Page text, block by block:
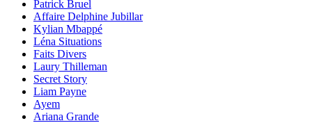
Patrick Bruel
Affaire Delphine Jubillar
Kylian Mbappé
Léna Situations
Faits Divers
Laury Thilleman
Secret Story
Liam Payne
Ayem
Ariana Grande